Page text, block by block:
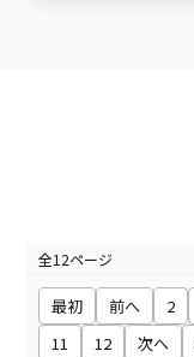
全12ページ
最初 前へ 2
11
12 次へ